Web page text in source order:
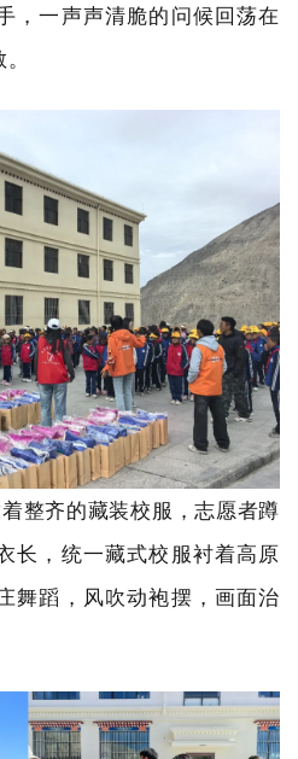
，一声声清脆的问候回荡在
整齐的藏装校服，志愿者蹲
长，统一藏式校服衬着高原
舞蹈，风吹动袍摆，画面治